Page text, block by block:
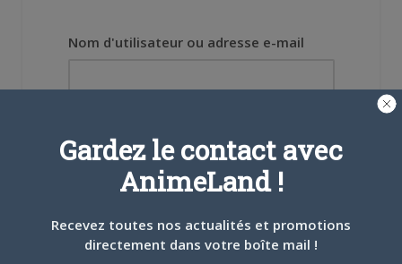
Nom d'utilisateur ou adresse e-mail
Se souvenir de moi
Gardez le contact avec
AnimeLand !
Recevez toutes nos actualités et promotions
directement dans votre boîte mail !